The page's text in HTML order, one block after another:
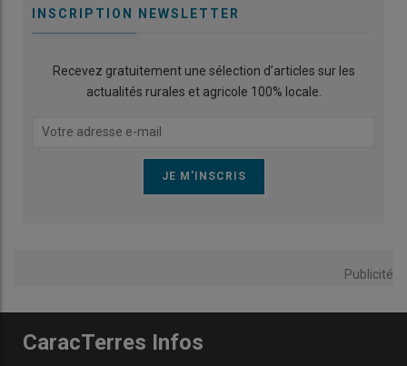
INSCRIPTION NEWSLETTER
Recevez gratuitement une sélection d’articles sur les
actualités rurales et agricole 100% locale.
Publicité
CaracTerres Infos